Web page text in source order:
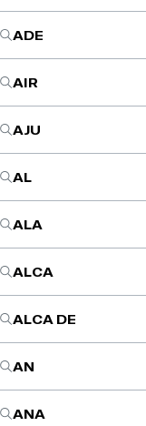
ADE
AIR
AJU
AL
ALA
ALCA
ALCA DE
AN
ANA